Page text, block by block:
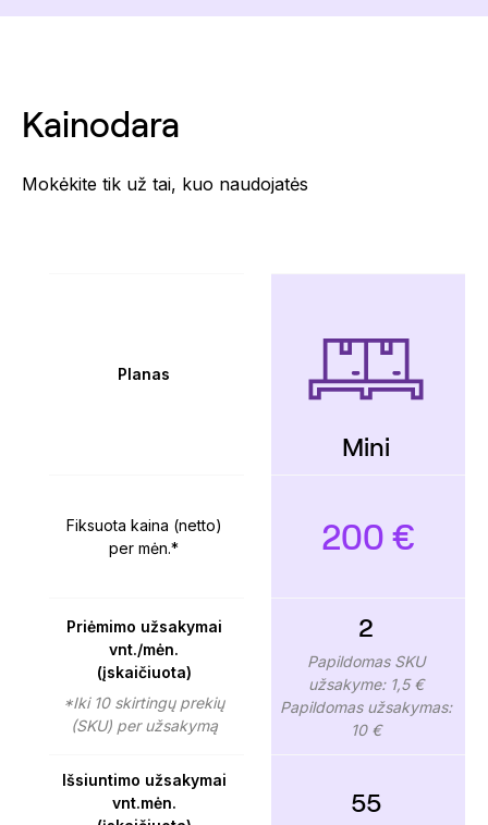
Kainodara
Mokėkite tik už tai, kuo naudojatės
Planas
Mini
Fiksuota kaina (netto)
per mėn.*
200 €
Priėmimo užsakymai
vnt./mėn.
(įskaičiuota)
*Iki 10 skirtingų prekių
(SKU) per užsakymą
2
Papildomas SKU
užsakyme: 1,5 €
Papildomas užsakymas:
10 €
Išsiuntimo užsakymai
vnt.mėn.
55